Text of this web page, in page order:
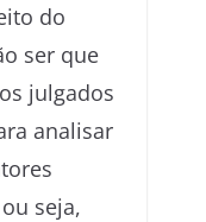
do
ser que
julgados
analisar
seja,